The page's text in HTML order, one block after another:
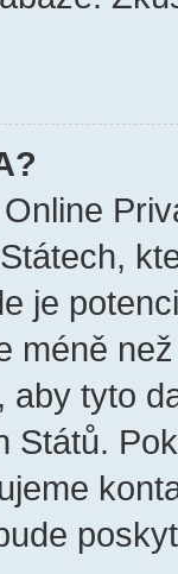
je
méně
tyto
Států.